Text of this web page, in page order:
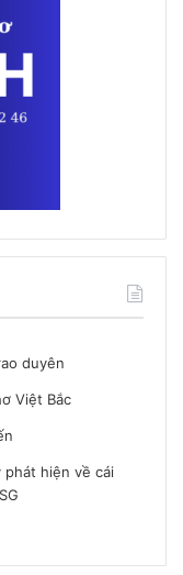
duyên
Việt Bắc
phát hiện về cái